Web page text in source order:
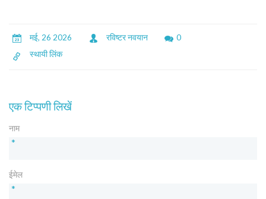
मई, 26 2026 रविष्टर नवयान
0
स्थायी लिंक
एक टिप्पणी लिखें
नाम
*
ईमेल
*